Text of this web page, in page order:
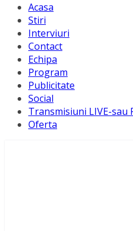
Acasa
Stiri
Interviuri
Contact
Echipa
Program
Publicitate
Social
Transmisiuni LIVE-sau
Oferta